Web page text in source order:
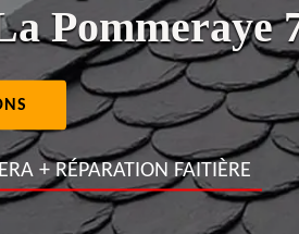
Pommeraye
+ RÉPARATION FAITIÈRE